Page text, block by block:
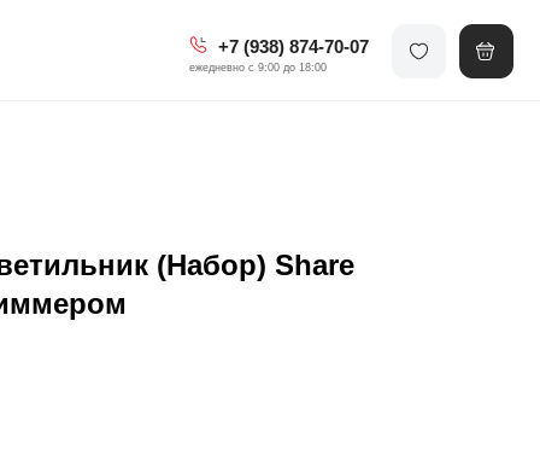
+7 (938) 874-70-07
(Набор) Share